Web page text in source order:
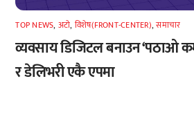
TOP NEWS, अटाे, विशेष(FRONT-CENTER),समाचार
व्यवसाय डिजिटल बनाउन ‘पठाओ
र डेलिभरी एकै एपमा